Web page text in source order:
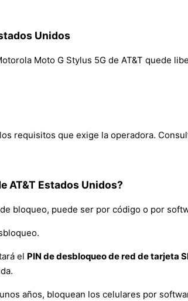
Unidos
Moto G Stylus 5G de AT&T quede
requisitos que exige la operadora.
AT&T Estados Unidos?
bloqueo, puede ser por código o por
el PIN de desbloqueo de red de tarjeta
años, bloquean los celulares por